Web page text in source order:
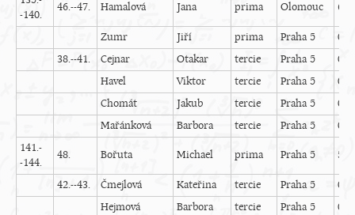
-140.
46.--47. Hamalová Jana prima Olomouc 6
Zumr Jiří prima Praha 5
0
38.--41.
Cejnar Otakar tercie Praha 5
0
Havel
Viktor tercie Praha 5
0
Chomát
Jakub tercie Praha 5
0
Mařánková
Barbora tercie Praha 5
0
141.-
-144.
48. Bořuta Michael prima Praha 5 5
42.--43. Čmejlová Kateřina tercie Praha 5
0
Hejmová
Barbora tercie Praha 5 0